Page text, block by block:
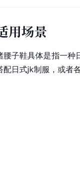
用场景
腰子鞋具体是指一种
配日式jk制服，或者